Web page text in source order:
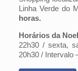
Linha Verde do
horas.
Horários da
22h30 / sexta,
20h30 / Intervalo